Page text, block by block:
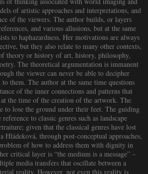
of artistic approaches and interpretations, and
of the viewers. The author builds, or layers
and various allusions, but at the same
to haphazardness. Her motivations are always
but they also relate to many other contexts,
theory or history of art, history, philosophy,
The theoretical argumentation is immanent
the viewer can never be able to decipher
them. The author at the same time questions
of the inner connections and patterns that
at the time of the creation of the artwork. The
to lose the ground under their feet. The guiding
to classic genres such as landscape
given that the classical genres have lost
Hládeková, through post-conceptual approaches,
of how to address them with dignity in
critical layer is “the medium is a message” –
media transfers that oscillate between a
reality. However, not even this reality is